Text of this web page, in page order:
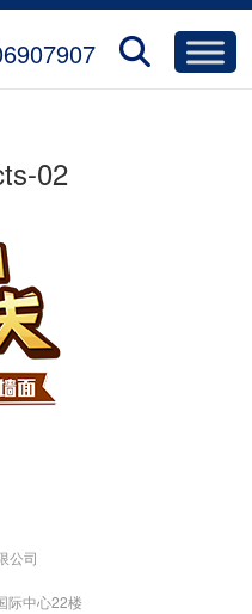
02
公司
际中心22楼